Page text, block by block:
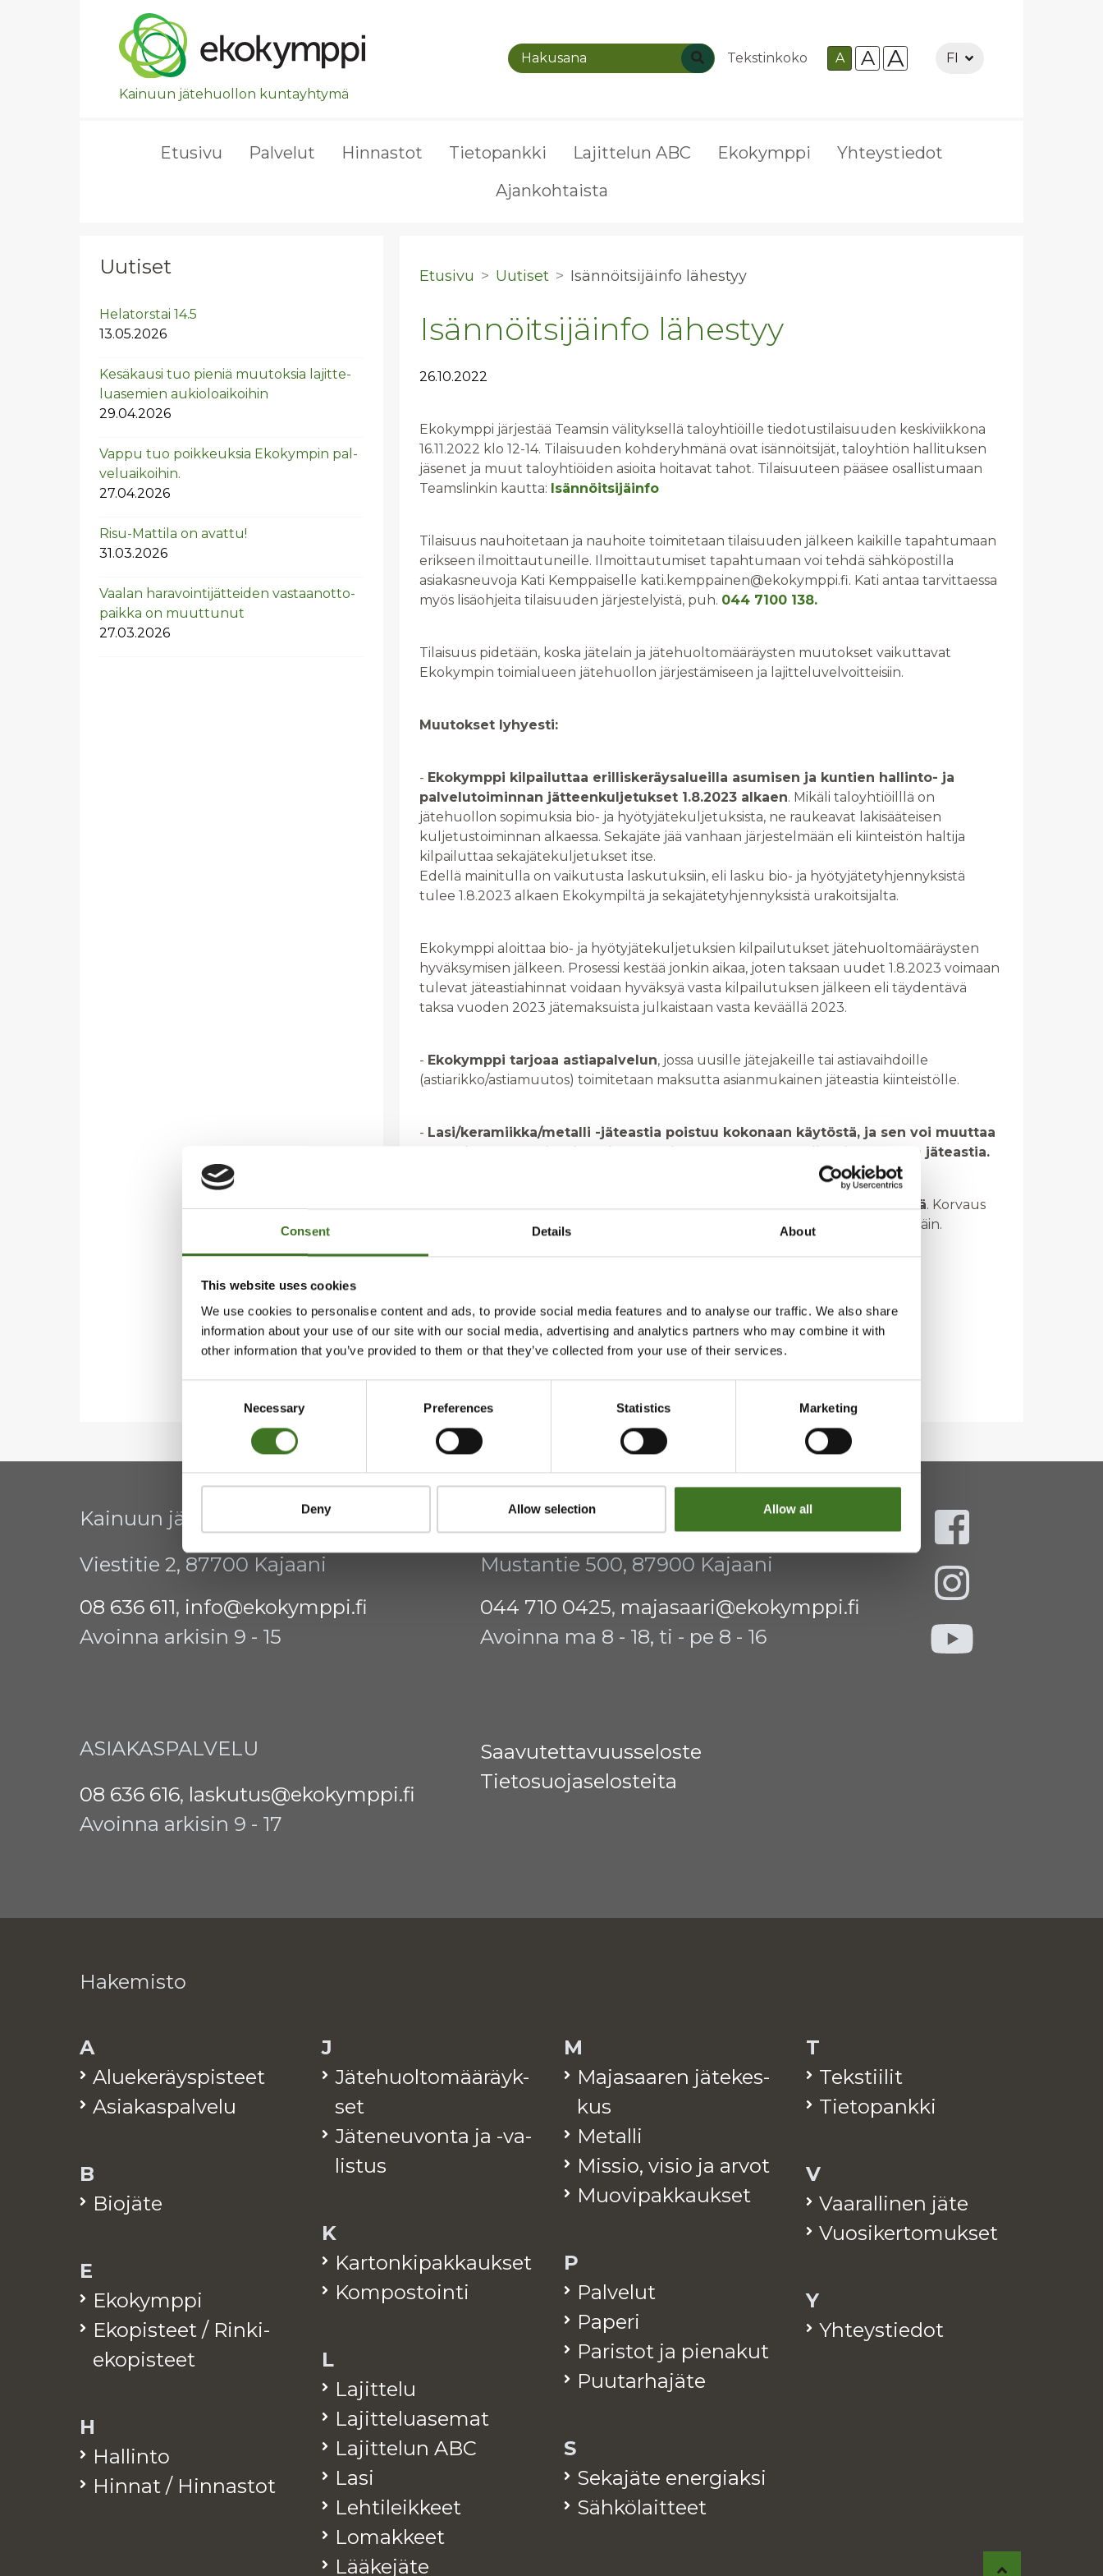
Consent Details About
This website uses cookies
We use cookies to personalise content and ads, to provide social media features and to analyse our traffic. We also share
information about your use of our site with our social media, advertising and analytics partners who may combine it with
other information that you’ve provided to them or that they’ve collected from your use of their services.
Necessary Preferences Statistics Marketing
Deny Allow selection Allow all
Ohita valikko, siirry suoraan pääsisältöön.
Kainuun jätehuollon kuntayhtymä
Tekstinkoko A A A FI
Etusivu Palvelut Hinnastot Tietopankki Lajittelun ABC Ekokymppi
Yhteystiedot
Ajankohtaista
Uutiset
He­la­tors­tai 14.5
13.05.2026
Ke­sä­kausi tuo pie­niä muu­tok­sia la­jit­te­
lua­se­mien au­kio­loai­koi­hin
29.04.2026
Vappu tuo poik­keuk­sia Eko­kym­pin pal­
ve­luai­koi­hin.
27.04.2026
Risu-Mat­ti­la on avat­tu!
31.03.2026
Vaa­lan ha­ra­voin­ti­jät­tei­den vas­taan­ot­to­
paik­ka on muut­tu­nut
27.03.2026
Etusivu Uutiset Isän­nöit­si­jäin­fo lä­hes­tyy
Isännöitsijäinfo lähestyy
26.10.2022
Ekokymppi järjestää Teamsin välityksellä taloyhtiöille tiedotustilaisuuden keskiviikkona
16.11.2022 klo 12-14. Tilaisuuden kohderyhmänä ovat isännöitsijät, taloyhtiön hallituksen
jäsenet ja muut taloyhtiöiden asioita hoitavat tahot. Tilaisuuteen pääsee osallistumaan
Teamslinkin kautta: Isännöitsijäinfo
Tilaisuus nauhoitetaan ja nauhoite toimitetaan tilaisuuden jälkeen kaikille tapahtumaan
erikseen ilmoittautuneille. Ilmoittautumiset tapahtumaan voi tehdä sähköpostilla
asiakasneuvoja Kati Kemppaiselle kati.kemppainen@ekokymppi.fi. Kati antaa tarvittaessa
myös lisäohjeita tilaisuuden järjestelyistä, puh. 044 7100 138.
Tilaisuus pidetään, koska jätelain ja jätehuoltomääräysten muutokset vaikuttavat
Ekokympin toimialueen jätehuollon järjestämiseen ja lajitteluvelvoitteisiin.
Muutokset lyhyesti:
- Ekokymppi kilpailuttaa erilliskeräysalueilla asumisen ja kuntien hallinto- ja
palvelutoiminnan jätteenkuljetukset 1.8.2023 alkaen. Mikäli taloyhtiöilllä on
jätehuollon sopimuksia bio- ja hyötyjätekuljetuksista, ne raukeavat lakisääteisen
kuljetustoiminnan alkaessa. Sekajäte jää vanhaan järjestelmään eli kiinteistön haltija
kilpailuttaa sekajätekuljetukset itse.
Edellä mainitulla on vaikutusta laskutuksiin, eli lasku bio- ja hyötyjätetyhjennyksistä
tulee 1.8.2023 alkaen Ekokympiltä ja sekajätetyhjennyksistä urakoitsijalta.
Ekokymppi aloittaa bio- ja hyötyjätekuljetuksien kilpailutukset jätehuoltomääräysten
hyväksymisen jälkeen. Prosessi kestää jonkin aikaa, joten taksaan uudet 1.8.2023 voimaan
tulevat jäteastiahinnat voidaan hyväksyä vasta kilpailutuksen jälkeen eli täydentävä
taksa vuoden 2023 jätemaksuista julkaistaan vasta keväällä 2023.
- Ekokymppi tarjoaa astiapalvelun, jossa uusille jätejakeille tai astiavaihdoille
(astiarikko/astiamuutos) toimitetaan maksutta asianmukainen jäteastia kiinteistölle.
- Lasi/keramiikka/metalli -jäteastia poistuu kokonaan käytöstä, ja sen voi muuttaa
metallinkeräysastiaksi. Lasipakkausjätteelle on oltava kiinteistöllä oma jäteastia.
Tuottajayhteisöt maksavat korvausta erilliskerätystä pakkausjätteestä. Korvaus
maksetaan niille asuinkiinteistöille, joista pakkausjätteitä kerätään kiinteistöittäin.
Kainuun jätehuollon kuntayhtymä
Viestitie 2, 87700 Kajaani
08 636 611, info@ekokymppi.fi
Avoinna arkisin 9 - 15
ASIAKASPALVELU
08 636 616, laskutus@ekokymppi.fi
Avoinna arkisin 9 - 17
Majasaaren jätekeskus
Mustantie 500, 87900 Kajaani
044 710 0425, majasaari@ekokymppi.fi
Avoinna ma 8 - 18, ti - pe 8 - 16
Saavutettavuusseloste
Tietosuojaselosteita
Hakemisto
A
Alue­ke­räys­pis­teet
Asia­kas­pal­ve­lu
B
Bio­jä­te
E
Eko­kymp­pi
Eko­pis­teet / Rinki-
eko­pis­teet
H
Hal­lin­to
Hin­nat / Hin­nas­tot
J
Jä­te­huol­to­mää­räyk­
set
Jä­te­neu­von­ta ja -va­
lis­tus
K
Kar­ton­ki­pak­kauk­set
Kom­pos­toin­ti
L
La­jit­te­lu
La­jit­te­lua­se­mat
La­jit­te­lun ABC
Lasi
Leh­ti­leik­keet
Lo­mak­keet
Lää­ke­jä­te
M
Ma­ja­saa­ren jä­te­kes­
kus
Me­tal­li
Mis­sio, visio ja arvot
Muo­vi­pak­kauk­set
P
Pal­ve­lut
Pa­pe­ri
Pa­ris­tot ja pie­na­kut
Puu­tar­ha­jä­te
S
Se­ka­jä­te ener­giak­si
Säh­kö­lait­teet
T
Teks­tii­lit
Tie­to­pank­ki
V
Vaa­ral­li­nen jäte
Vuo­si­ker­to­muk­set
Y
Yh­teys­tie­dot